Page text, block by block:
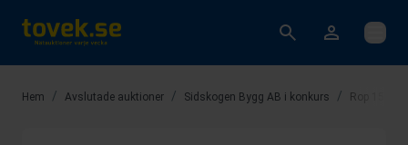
Öppna
Hem / Avslutade auktioner / Sidskogen Bygg AB i konkurs / Rop 15: